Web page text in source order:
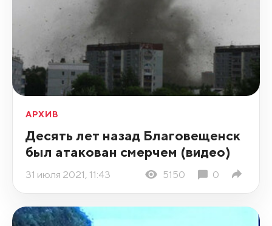
АРХИВ
Десять лет назад Благовещенск
был атакован смерчем (видео)
31 июля 2021, 11:43 5150 0